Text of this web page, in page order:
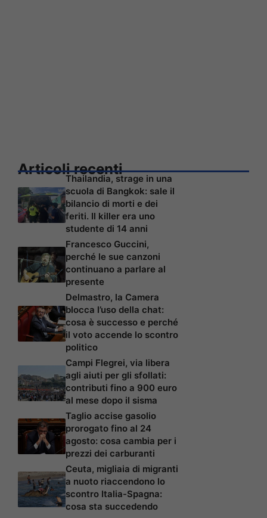
Articoli recenti
Thailandia, strage in una
scuola di Bangkok: sale il
bilancio di morti e dei
feriti. Il killer era uno
studente di 14 anni
Francesco Guccini,
perché le sue canzoni
continuano a parlare al
presente
Delmastro, la Camera
blocca l’uso della chat:
cosa è successo e perché
il voto accende lo scontro
politico
Campi Flegrei, via libera
agli aiuti per gli sfollati:
contributi fino a 900 euro
al mese dopo il sisma
Taglio accise gasolio
prorogato fino al 24
agosto: cosa cambia per i
prezzi dei carburanti
Ceuta, migliaia di migranti
a nuoto riaccendono lo
scontro Italia-Spagna:
cosa sta succedendo